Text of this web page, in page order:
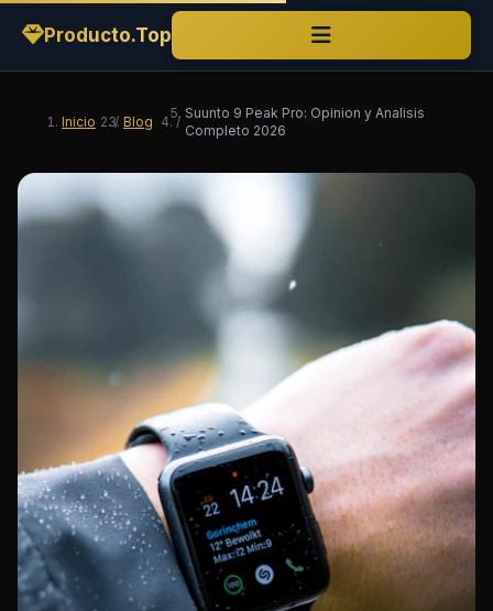
Producto.Top
Inicio / Blog /
Suunto 9 Peak Pro: Opinion y Analisis
Completo 2026